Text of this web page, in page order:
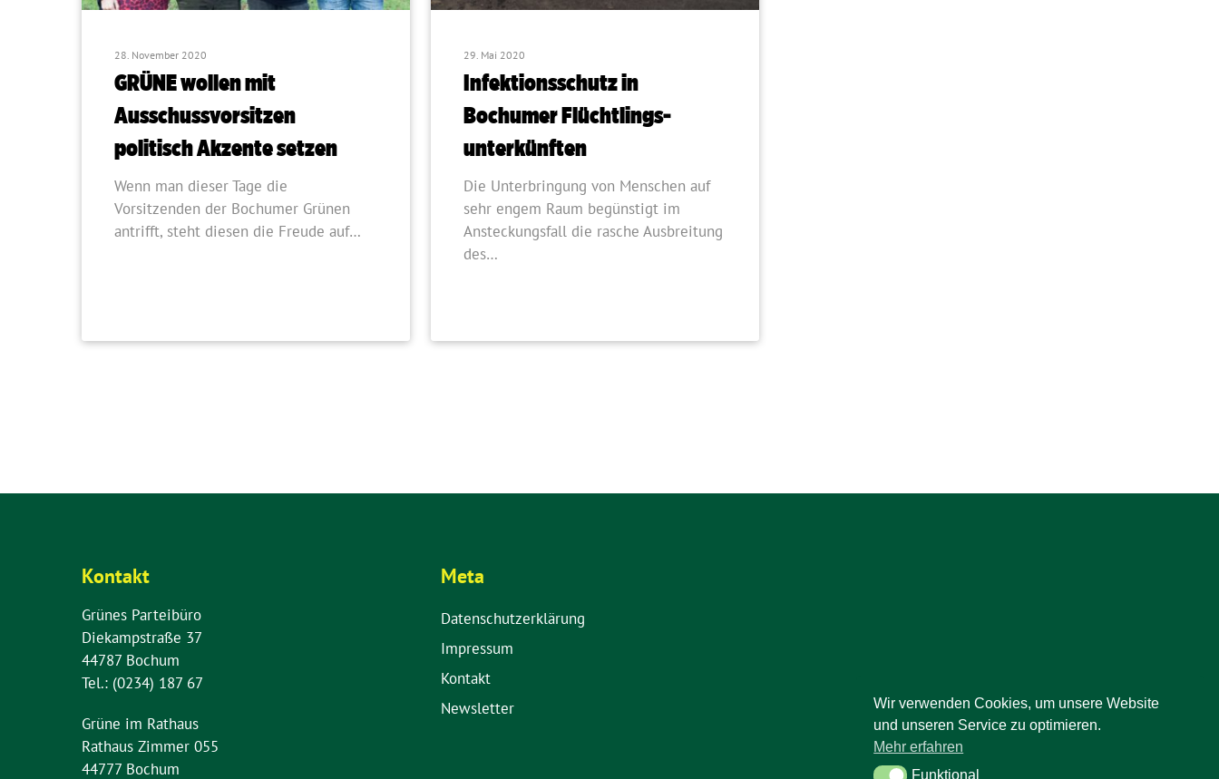
28. November 2020
GRÜNE wollen mit
Ausschussvorsitzen
politisch Akzente setzen
Wenn man dieser Tage die
Vorsitzenden der Bochumer Grünen
antrifft, steht diesen die Freude auf…
29. Mai 2020
Infektionsschutz in
Bochumer Flüchtlings­
unterkünften
Die Unterbringung von Menschen auf
sehr engem Raum begünstigt im
Ansteckungsfall die rasche Ausbreitung
des…
Kontakt
Grünes Parteibüro
Diekampstraße 37
44787 Bochum
Tel.: (0234) 187 67
Grüne im Rathaus
Rathaus Zimmer 055
44777 Bochum
Meta
Datenschutzerklärung
Impressum
Kontakt
Newsletter
Wir verwenden Cookies, um unsere Website
und unseren Service zu optimieren.
Mehr erfahren
Funktional